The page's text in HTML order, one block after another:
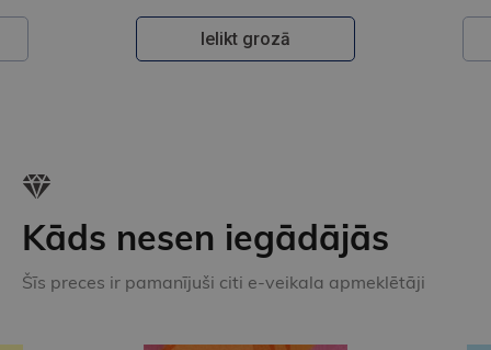
Ielikt grozā
Kāds nesen iegādājās
Šīs preces ir pamanījuši citi e-veikala apmeklētāji